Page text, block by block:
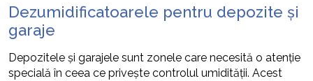
Dezumidificatoarele pentru depozite și
garaje
Depozitele și garajele sunt zonele care necesită o atenție
specială în ceea ce privește controlul umidității. Acest